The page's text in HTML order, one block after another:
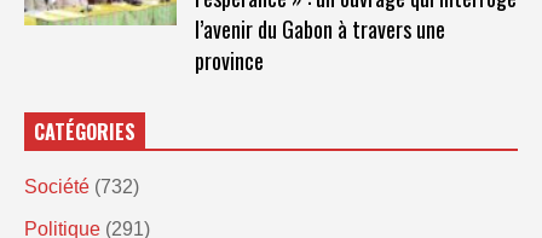
l’avenir du Gabon à travers une
province
CATÉGORIES
Société (732)
Politique (291)